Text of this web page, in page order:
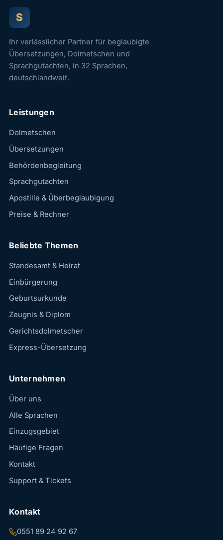
S
Ihr verlässlicher Partner für beglaubigte
Übersetzungen, Dolmetschen und
Sprachgutachten, in 32 Sprachen,
deutschlandweit.
Leistungen
Dolmetschen
Übersetzungen
Behördenbegleitung
Sprachgutachten
Apostille & Überbeglaubigung
Preise & Rechner
Beliebte Themen
Standesamt & Heirat
Einbürgerung
Geburtsurkunde
Zeugnis & Diplom
Gerichtsdolmetscher
Express-Übersetzung
Unternehmen
Über uns
Alle Sprachen
Einzugsgebiet
Häufige Fragen
Kontakt
Support & Tickets
Kontakt
0551 89 24 92 67